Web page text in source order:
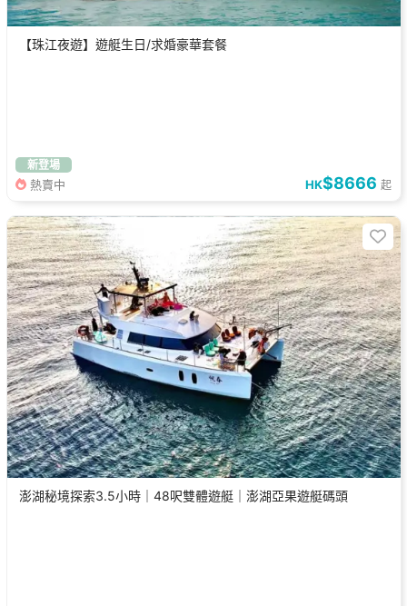
【珠江夜遊】遊艇生日/求婚豪華套餐
新登場
熱賣中 HK$8666 起
澎湖秘境探索3.5小時｜48呎雙體遊艇｜澎湖亞果遊艇碼頭